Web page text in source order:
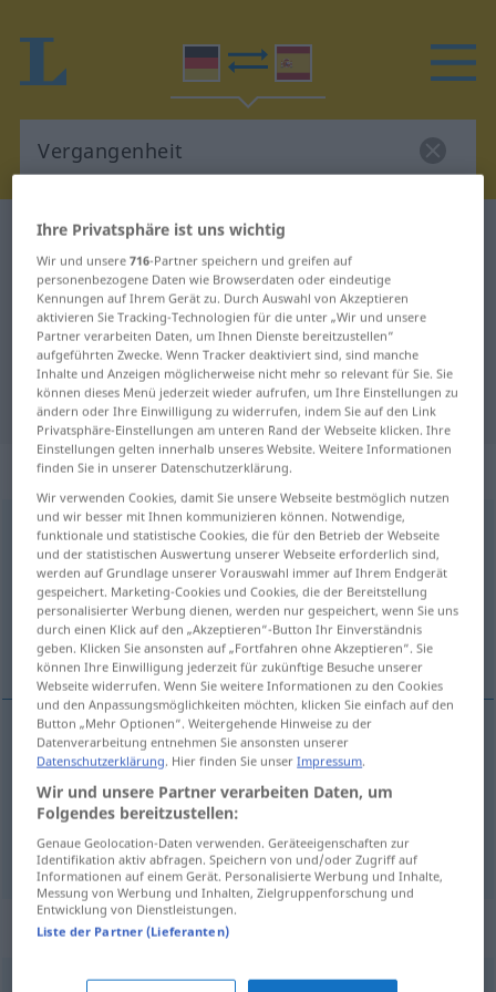
Deutsch-Spanisch Wörterbuch
Deutsch-Spanisch Übersetzung für
"Vergangenheit"
"Vergangenheit" Spanisch
Übersetzung
„Vergangenheit“: Femininum
Vergangenheitf <Vergangenheit;Vergangenheiten>
Übersicht aller Übersetzungen
(Für mehr Details die Übersetzung anklicken/antippen)
pasado, pretérito
pasadom Vergangenheit
pretéritom Vergangenheit
Beispielsätze für "Vergangenheit"
Ihre Privatsphäre ist uns wichtig
Wir und unsere716-Partner speichern und greifen auf
personenbezogene Daten wie Browserdaten oder eindeutige
Kennungen auf Ihrem Gerät zu. Durch Auswahl von Akzeptieren
aktivieren Sie Tracking-Technologien für die unter „Wir und unsere
Partner verarbeiten Daten, um Ihnen Dienste bereitzustellen“
aufgeführten Zwecke. Wenn Tracker deaktiviert sind, sind manche
Inhalte und Anzeigen möglicherweise nicht mehr so relevant für Sie. Sie
können dieses Menü jederzeit wieder aufrufen, um Ihre Einstellungen zu
ändern oder Ihre Einwilligung zu widerrufen, indem Sie auf den Link
Privatsphäre-Einstellungen am unteren Rand der Webseite klicken. Ihre
Einstellungen gelten innerhalb unseres Website. Weitere Informationen
finden Sie in unserer Datenschutzerklärung.
Wir verwenden Cookies, damit Sie unsere Webseite bestmöglich nutzen
und wir besser mit Ihnen kommunizieren können. Notwendige,
funktionale und statistische Cookies, die für den Betrieb der Webseite
und der statistischen Auswertung unserer Webseite erforderlich sind,
werden auf Grundlage unserer Vorauswahl immer auf Ihrem Endgerät
gespeichert. Marketing-Cookies und Cookies, die der Bereitstellung
personalisierter Werbung dienen, werden nur gespeichert, wenn Sie uns
durch einen Klick auf den „Akzeptieren“-Button Ihr Einverständnis
geben. Klicken Sie ansonsten auf „Fortfahren ohne Akzeptieren“. Sie
können Ihre Einwilligung jederzeit für zukünftige Besuche unserer
Webseite widerrufen. Wenn Sie weitere Informationen zu den Cookies
und den Anpassungsmöglichkeiten möchten, klicken Sie einfach auf den
Button „Mehr Optionen“. Weitergehende Hinweise zu der
Datenverarbeitung entnehmen Sie ansonsten unserer
Datenschutzerklärung. Hier finden Sie unserImpressum.
Wir und unsere Partner verarbeiten Daten, um
Folgendes bereitzustellen:
Genaue Geolocation-Daten verwenden. Geräteeigenschaften zur
Identifikation aktiv abfragen. Speichern von und/oder Zugriff auf
Informationen auf einem Gerät. Personalisierte Werbung und Inhalte,
Messung von Werbung und Inhalten, Zielgruppenforschung und
Entwicklung von Dienstleistungen.
Liste der Partner (Lieferanten)